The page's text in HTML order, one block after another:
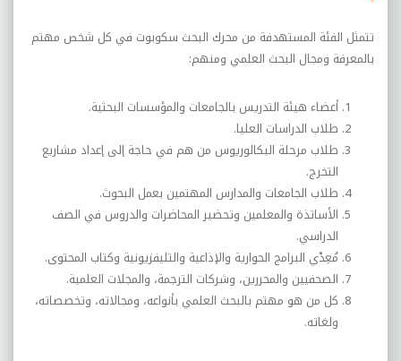
تتمثل الفئة المستهدفة من محرك البحث سكوبوت في كل شخص مهتم
بالمعرفة ومجال البحث العلمي ومنهم:
أعضاء هيئة التدريس بالجامعات والمؤسسات البحثية.
طلاب الدراسات العليا.
طلاب مرحلة البكالوريوس من هم في حاجة إلى إعداد مشاريع
التخرج.
طلاب الجامعات والمدارس المهتمين بعمل البحوث.
الأساتذة والمعلمين وتحضير المحاضرات والدروس في الصف
الدراسي.
مُعِدْي البرامج الحوارية والإذاعية والتليفزيونية وكتاب المحتوى.
الصحفيين والمحررين، وشركات الترجمة، والمجلات العلمية.
كل من هو مهتم بالبحث العلمي بأنواعه، ومجالاته، وتخصصاته،
ولغاته.